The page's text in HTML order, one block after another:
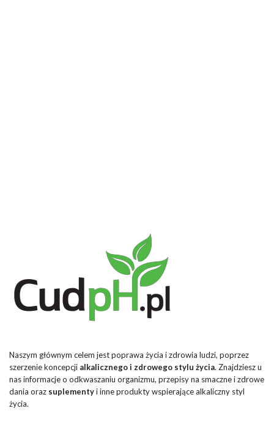
Naszym głównym celem jest poprawa życia i zdrowia ludzi, poprzez
szerzenie koncepcji alkalicznego i zdrowego stylu życia. Znajdziesz u
nas informacje o odkwaszaniu organizmu, przepisy na smaczne i zdrowe
dania oraz suplementyi inne produkty wspierające alkaliczny styl
życia.